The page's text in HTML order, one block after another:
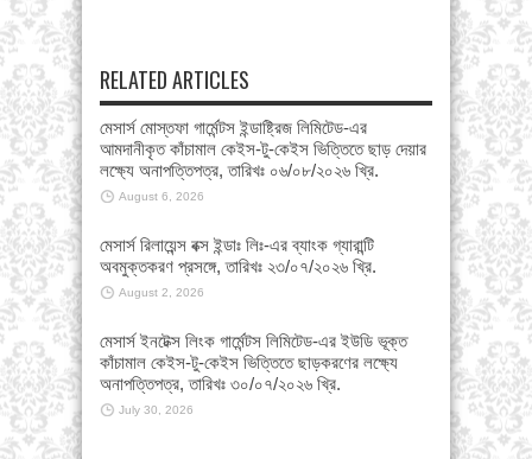
RELATED ARTICLES
মেসার্স মোস্তফা গার্মেন্টস ইন্ডাষ্ট্রিজ লিমিটেড-এর
আমদানীকৃত কাঁচামাল কেইস-টু-কেইস ভিত্তিতে ছাড় দেয়ার
লক্ষ্যে অনাপত্তিপত্র, তারিখঃ ০৬/০৮/২০২৬ খ্রি.
August 6, 2026
মেসার্স রিলায়েন্স বক্স ইন্ডাঃ লিঃ-এর ব্যাংক গ্যারান্টি
অবমুক্তকরণ প্রসঙ্গে, তারিখঃ ২৩/০৭/২০২৬ খ্রি.
August 2, 2026
মেসার্স ইনটেক্স লিংক গার্মেন্টস লিমিটেড-এর ইউডি ভূক্ত
কাঁচামাল কেইস-টু-কেইস ভিত্তিতে ছাড়করণের লক্ষ্যে
অনাপত্তিপত্র, তারিখঃ ৩০/০৭/২০২৬ খ্রি.
July 30, 2026